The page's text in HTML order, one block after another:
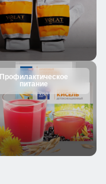
Профилактическое
питание